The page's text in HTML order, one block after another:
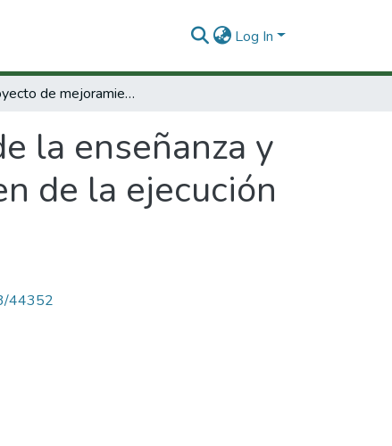
Log In
Subproyecto de mejoramiento de la enseñanza y la investigación en ciencias básicas : resumen de la ejecución del subproyecto.
la enseñanza y
de la ejecución
44352